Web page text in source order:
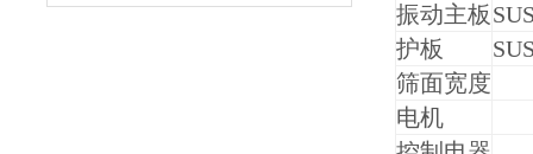
振动主板
护板
筛面宽度
电机